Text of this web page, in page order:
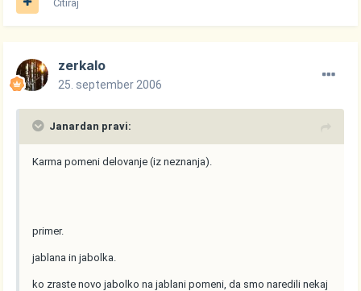
Citiraj
zerkalo
25. september 2006
Janardan pravi:
Karma pomeni delovanje (iz neznanja).
primer.
jablana in jabolka.
ko zraste novo jabolko na jablani pomeni, da smo naredili nekaj